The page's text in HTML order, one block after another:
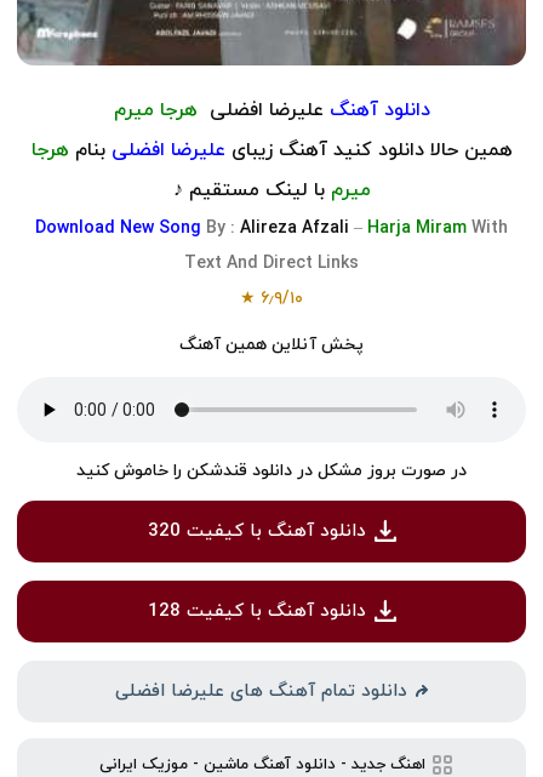
دانلود آهنگ علیرضا افضلی هرجا میرم
همین حالا دانلود کنید آهنگ زیبای علیرضا افضلی بنام هرجا
میرم با لینک مستقیم ♪
Download New Song By : Alireza Afzali – Harja Miram With
Text And Direct Links
۶٫۹/۱۰
★
پخش آنلاین همین آهنگ
در صورت بروز مشکل در دانلود قندشکن را خاموش کنید
دانلود آهنگ با کیفیت 320
دانلود آهنگ با کیفیت 128
دانلود تمام آهنگ های علیرضا افضلی
اهنگ جدید - دانلود آهنگ ماشین -موزیک ایرانی